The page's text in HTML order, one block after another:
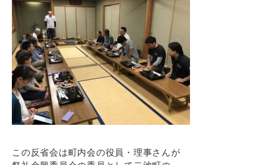
この反省会は町内会の役員・理事さんが